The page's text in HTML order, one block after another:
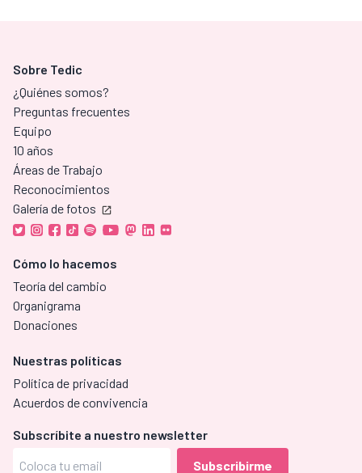
Sobre Tedic
¿Quiénes somos?
Preguntas frecuentes
Equipo
10 años
Áreas de Trabajo
Reconocimientos
Galería de fotos
Cómo lo hacemos
Teoría del cambio
Organigrama
Donaciones
Nuestras políticas
Política de privacidad
Acuerdos de convivencia
Subscríbite a nuestro newsletter